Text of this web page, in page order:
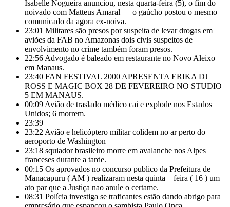
Isabelle Nogueira anunciou, nesta quarta-feira (5), o fim do
noivado com Matteus Amaral — o gaúcho postou o mesmo
comunicado da agora ex-noiva.
23:01 Militares são presos por suspeita de levar drogas em
aviões da FAB no Amazonas dois civis suspeitos de
envolvimento no crime também foram presos.
22:56 Advogado é baleado em restaurante no Novo Aleixo
em Manaus.
23:40 FAN FESTIVAL 2000 APRESENTA ERIKA DJ
ROSS E MAGIC BOX 28 DE FEVEREIRO NO STUDIO
5 EM MANAUS.
00:09 Avião de traslado médico cai e explode nos Estados
Unidos; 6 morrem.
23:39
23:22 Avião e helicóptero militar colidem no ar perto do
aeroporto de Washington
23:18 squiador brasileiro morre em avalanche nos Alpes
franceses durante a tarde.
00:15 Os aprovados no concurso publico da Prefeitura de
Manacapuru ( AM ) realizaram nesta quinta – feira ( 16 ) um
ato par que a Justiça nao anule o certame.
08:31 Polícia investiga se traficantes estão dando abrigo para